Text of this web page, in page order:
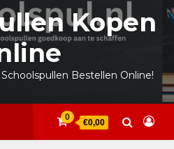
Kopen
Bestellen Online!
0
€0,00